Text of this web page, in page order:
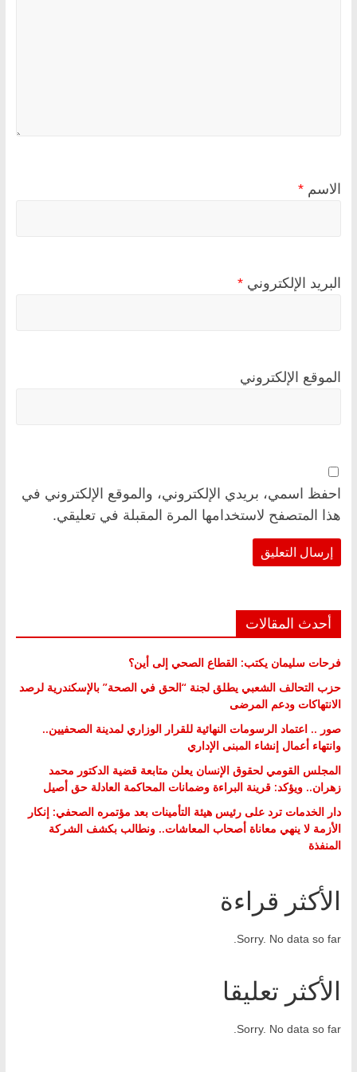
الاسم *
البريد الإلكتروني *
الموقع الإلكتروني
احفظ اسمي، بريدي الإلكتروني، والموقع الإلكتروني في
هذا المتصفح لاستخدامها المرة المقبلة في تعليقي.
أحدث المقالات
فرحات سليمان يكتب: القطاع الصحي إلى أين؟
حزب التحالف الشعبي يطلق لجنة “الحق في الصحة” بالإسكندرية لرصد
الانتهاكات ودعم المرضى
صور .. اعتماد الرسومات النهائية للقرار الوزاري لمدينة الصحفيين..
وانتهاء أعمال إنشاء المبنى الإداري
المجلس القومي لحقوق الإنسان يعلن متابعة قضية الدكتور محمد
زهران.. ويؤكد: قرينة البراءة وضمانات المحاكمة العادلة حق أصيل
دار الخدمات ترد على رئيس هيئة التأمينات بعد مؤتمره الصحفي: إنكار
الأزمة لا ينهي معاناة أصحاب المعاشات.. ونطالب بكشف الشركة
المنفذة
الأكثر قراءة
Sorry. No data so far.
الأكثر تعليقا
Sorry. No data so far.